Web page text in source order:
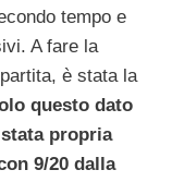
tempo e
A fare la
è stata la
questo dato
propria
9/20 dalla